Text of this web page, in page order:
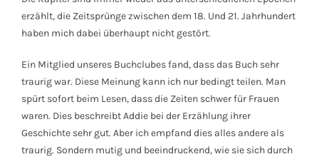
erzählt, die Zeitsprünge zwischen dem 18. Und 21. Jahrhundert
haben mich dabei überhaupt nicht gestört.
Ein Mitglied unseres Buchclubes fand, dass das Buch sehr
traurig war. Diese Meinung kann ich nur bedingt teilen. Man
spürt sofort beim Lesen, dass die Zeiten schwer für Frauen
waren. Dies beschreibt Addie bei der Erzählung ihrer
Geschichte sehr gut. Aber ich empfand dies alles andere als
traurig. Sondern mutig und beeindruckend, wie sie sich durch